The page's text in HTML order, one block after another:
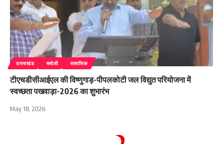
उत्तराखंड चमोली सामाजिक
टीएचडीसीआईएल की विष्णुगाड़-पीपलकोटी जल विद्युत परियोजना में
स्वच्छता पखवाड़ा-2026 का शुभारंभ
May 18, 2026